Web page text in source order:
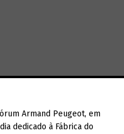
Armand Peugeot, em
dedicado à Fábrica do